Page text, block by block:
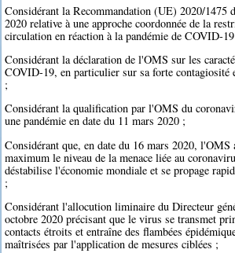
Considérant la Recommandation (UE) 2020/1475
2020 relative à une approche coordonnée de la
circulation en réaction à la pandémie de COVID-
Considérant la déclaration de l'OMS sur les
COVID-19, en particulier sur sa forte contagiosité
;
Considérant la qualification par l'OMS du
une pandémie en date du 11 mars 2020 ;
Considérant que, en date du 16 mars 2020, l'OMS
maximum le niveau de la menace liée au
déstabilise l'économie mondiale et se propage
;
Considérant l'allocution liminaire du Directeur
octobre 2020 précisant que le virus se transmet
contacts étroits et entraîne des flambées
maîtrisées par l'application de mesures ciblées ;